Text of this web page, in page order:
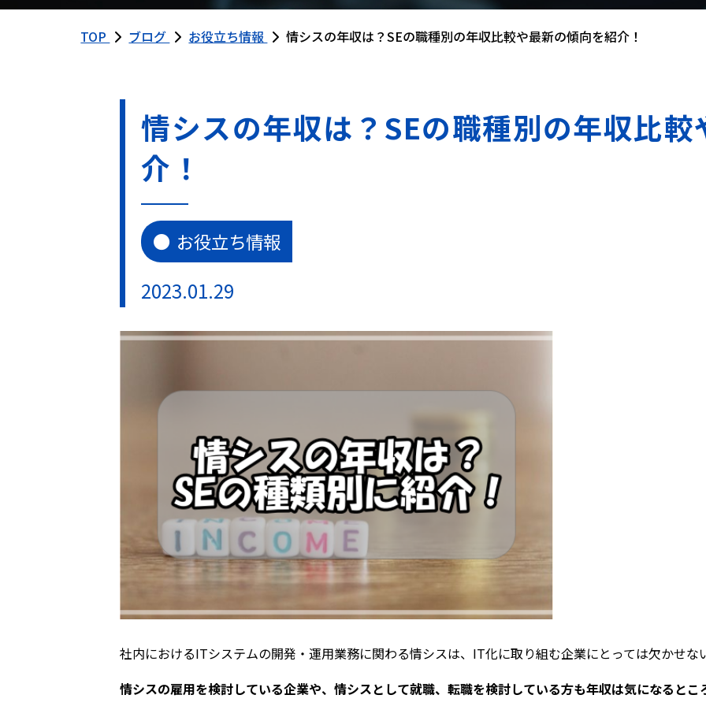
TOP ブログ お役立ち情報 情シスの年収は？SEの職種別の年収比較や最新の傾向を紹介！
情シスの年収は？SEの職種別の年収比
介！
お役立ち情報
2023.01.29
社内におけるITシステムの開発・運用業務に関わる情シスは、IT化に取り組む企業にとっては欠かせな
情シスの雇用を検討している企業や、情シスとして就職、転職を検討している方も年収は気になるとこ